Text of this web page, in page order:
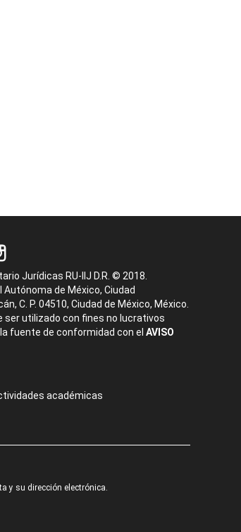
Jurídicas RU-IIJ D.R. © 2018.
Autónoma de México, Ciudad
C. P. 04510, Ciudad de México, México.
ser utilizado con fines no lucrativos
fuente de conformidad con el AVISO
académicas
y su dirección electrónica.